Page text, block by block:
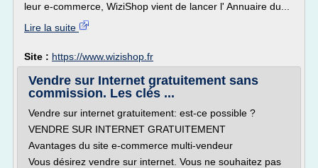
leur e-commerce, WiziShop vient de lancer l' Annuaire du...
Lire la suite
Site : https://www.wizishop.fr
Vendre sur Internet gratuitement sans
commission. Les clés ...
Vendre sur internet gratuitement: est-ce possible ?
VENDRE SUR INTERNET GRATUITEMENT
Avantages du site e-commerce multi-vendeur
Vous désirez vendre sur internet. Vous ne souhaitez pas